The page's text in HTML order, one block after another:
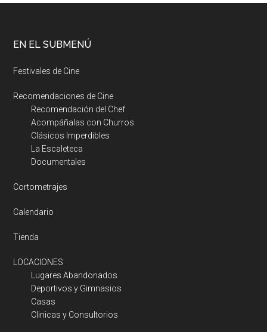
EN EL SUBMENÚ
Festivales de Cine
Recomendaciones de Cine
Recomendación del Chef
Acompáñalas con Churros
Clásicos Imperdibles
La Escaleteca
Documentales
Cortometrajes
Calendario
Tienda
LOCACIONES
Lugares Abandonados
Deportivos y Gimnasios
Casas
Clinicas y Consultorios